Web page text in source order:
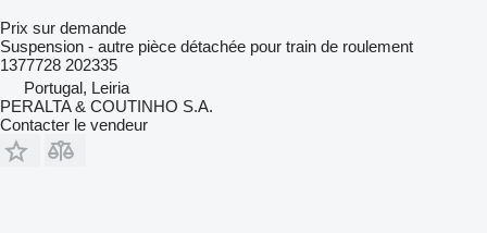
Prix sur demande
Suspension - autre pièce détachée pour train de roulement
1377728 202335
Portugal, Leiria
PERALTA & COUTINHO S.A.
Contacter le vendeur